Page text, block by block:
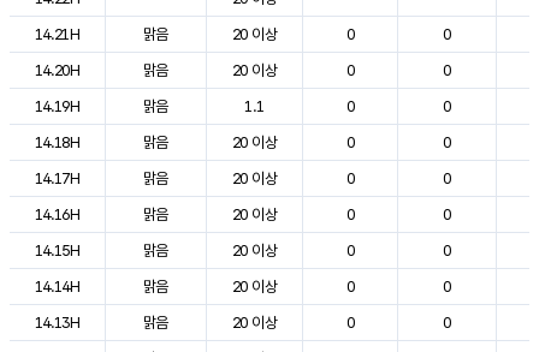
14.21H
맑음 20 이상 0 0
14.20H
맑음 20 이상 0 0
14.19H
맑음 1.1 0 0
14.18H
맑음 20 이상 0 0
14.17H
맑음 20 이상 0 0
14.16H
맑음 20 이상 0 0
14.15H
맑음 20 이상 0 0
14.14H
맑음 20 이상 0 0
14.13H
맑음 20 이상 0 0